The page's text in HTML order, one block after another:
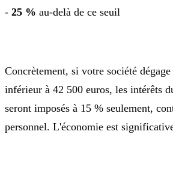
- 25 % au-delà de ce seuil
Concrètement, si votre société
inférieur à 42 500 euros, les intérêts
seront imposés à 15 % seulement,
personnel. L'économie est